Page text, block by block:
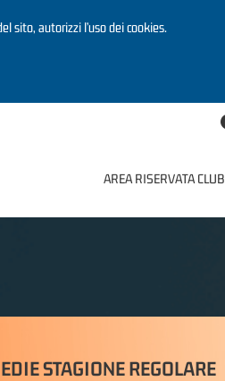
sito, autorizzi l’uso dei cookies.
AREA RISERVATA CLUB
STAGIONE REGOLARE